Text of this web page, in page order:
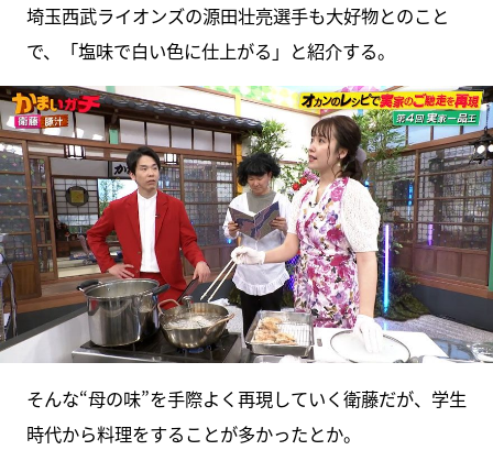
埼玉西武ライオンズの源田壮亮選手も大好物とのこと
で、「塩味で白い色に仕上がる」と紹介する。
そんな“母の味”を手際よく再現していく衛藤だが、学生
時代から料理をすることが多かったとか。